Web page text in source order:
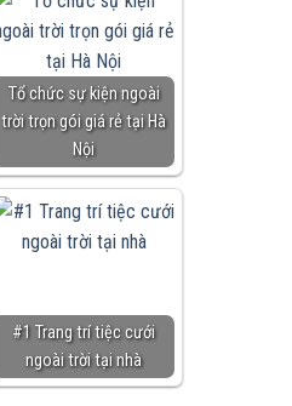
Tổ chức sự kiện ngoài
trời trọn gói giá rẻ tại Hà
Nội
#1 Trang trí tiệc cưới
ngoài trời tại nhà